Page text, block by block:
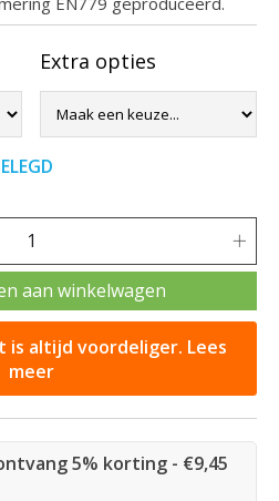
Extra opties
aan winkelwagen
is altijd voordeliger. Lees
meer
5% korting - €9,45